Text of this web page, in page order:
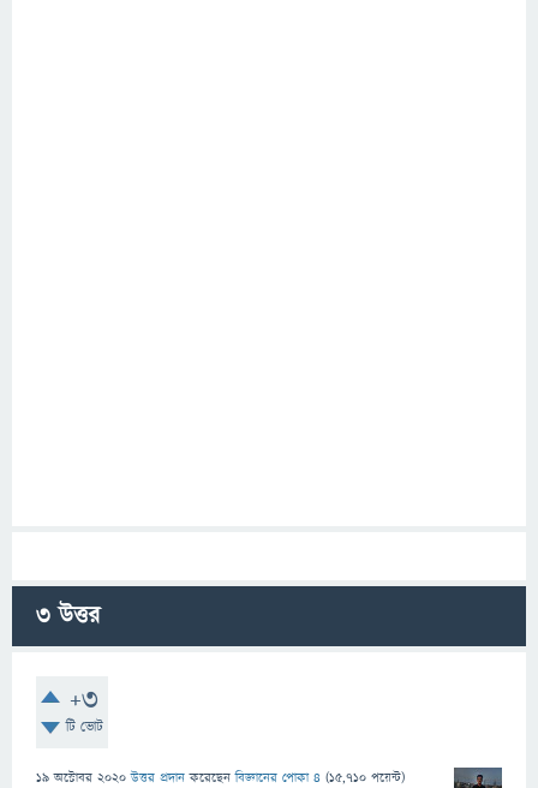
3উত্তর
+3
টি ভোট
19 অক্টোবর 2020 উত্তর প্রদান করেছেনবিজ্ঞানের পোকা ৪ (15,710 পয়েন্ট)